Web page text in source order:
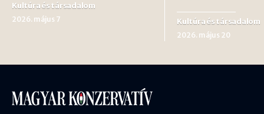
Kultúra és társadalom
2026. május 7 Kultúra és társadalom
2026. május 20